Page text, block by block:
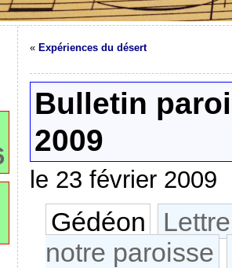
« Expériences du désert
Bulletin
2009
le 23 février 2009
Gédéon
notre paroisse